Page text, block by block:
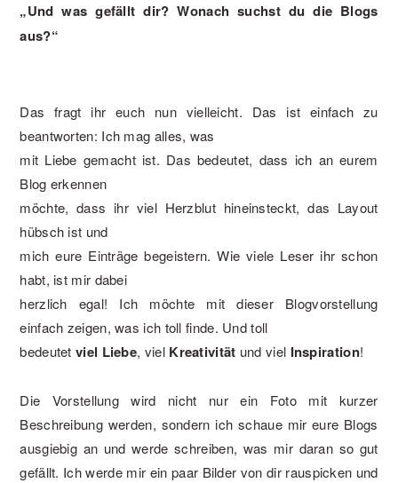
„Und was gefällt dir? Wonach suchst du die Blogs
aus?“
Das fragt ihr euch nun vielleicht. Das ist einfach zu
beantworten: Ich mag alles, was
mit Liebe gemacht ist. Das bedeutet, dass ich an eurem
Blog erkennen
möchte, dass ihr viel Herzblut hineinsteckt, das Layout
hübsch ist und
mich eure Einträge begeistern. Wie viele Leser ihr schon
habt, ist mir dabei
herzlich egal! Ich möchte mit dieser Blogvorstellung
einfach zeigen, was ich toll finde. Und toll
bedeutetviel Liebe, viel Kreativität und viel Inspiration!
Die Vorstellung wird nicht nur ein Foto mit kurzer
Beschreibung werden, sondern ich schaue mir eure Blogs
ausgiebig an und werde schreiben, was mir daran so gut
gefällt. Ich werde mir ein paar Bilder von dir rauspicken und